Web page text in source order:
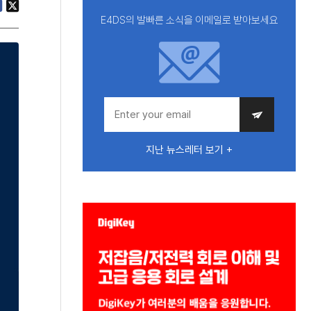
E4DS의 발빠른 소식을 이메일로 받아보세요
지난 뉴스레터 보기 +